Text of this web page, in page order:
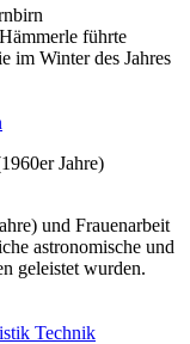
führte
im Winter des Jahres
und Frauenarbeit
astronomische und
geleistet wurden.
Technik